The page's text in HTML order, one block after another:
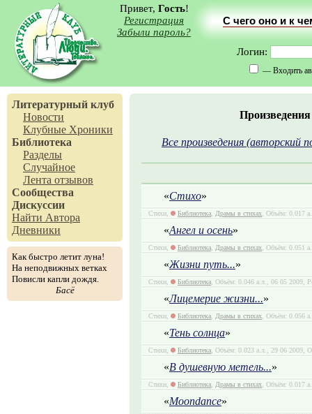
Привет, Гость!
Регистрация
Забыли пароль?
С чего оно и к
Логин:
— Входить
Литературный клуб
Новости
Клубные Хроники
Библиотека
Разделы
Случайное
Лента отзывов
Сообщества
Дискуссии
Найти Автора
Дневники
Как быстро летит луна!
На неподвижных ветках
Повисли капли дождя.
Басё
Все произведения (авторский
«Стихо»
Стихи, Библиотека, Драмы в стихах, Объём: 0.017
«Ангел и осень»
Стихи, Библиотека, Драмы в стихах, Объём: 0.051
«Жизни путь...»
Стихи, Библиотека, Объём: 0.046 а.л., 06 05 2009,
«Лицемерие жизни...»
Стихи, Библиотека, Драмы в стихах, Объём: 0.056
«Тень солнца»
Стихи, Библиотека, Объём: 0.023 а.л., 29 06 2009,
«В душевную метель...»
Стихи, Библиотека, Драмы в стихах, Объём: 0.017
«Moondance»